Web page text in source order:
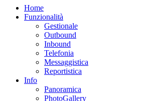
Home
Funzionalità
Gestionale
Outbound
Inbound
Telefonia
Messaggistica
Reportistica
Info
Panoramica
PhotoGallery